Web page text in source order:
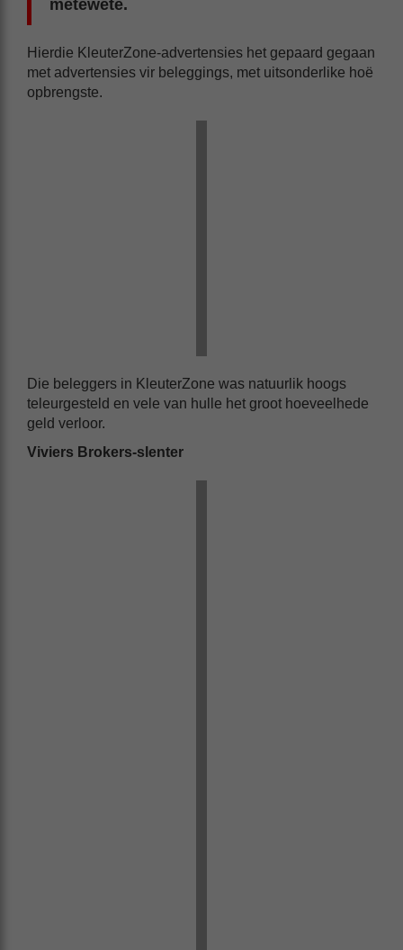
metewete.
Hierdie KleuterZone-advertensies het gepaard gegaan
met advertensies vir beleggings, met uitsonderlike hoë
opbrengste.
Die beleggers in KleuterZone was natuurlik hoogs
teleurgesteld en vele van hulle het groot hoeveelhede
geld verloor.
Viviers Brokers-slenter